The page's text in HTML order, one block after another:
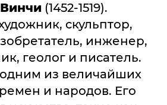
(1452-1519).
скульптор,
инженер,
геолог и писатель.
из величайших
и народов. Его